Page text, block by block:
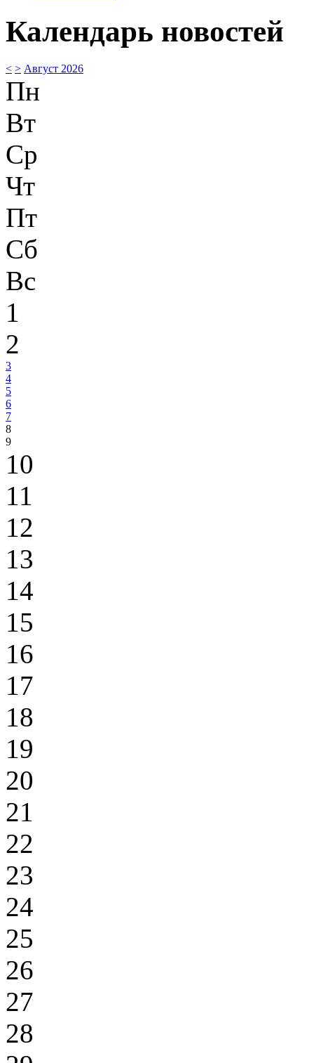
Календарь новостей
< > Август 2026
Пн
Вт
Ср
Чт
Пт
Сб
Вс
1
2
3
4
5
6
7
8
9
10
11
12
13
14
15
16
17
18
19
20
21
22
23
24
25
26
27
28